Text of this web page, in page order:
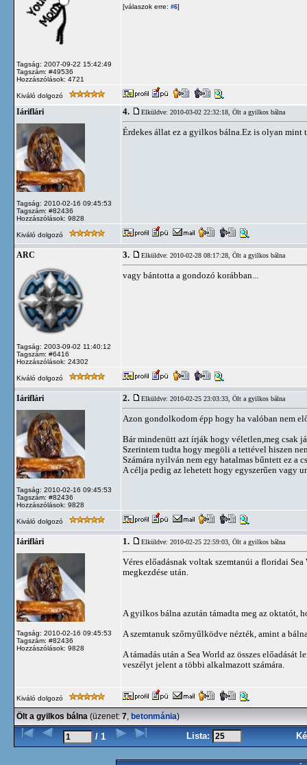
Tagság: 2007-09-22 15:42:49
Tagszám: #49536
Hozzászólások: 4721
[válaszok erre: #6]
Kiváló dolgozó
Iáriflári
Tagság: 2010-02-16 09:45:53
Tagszám: #82436
Hozzászólások: 9828
4. Elküldve: 2010-03-02 22:32:18, Ölt a gyilkos bálna
Érdekes állat ez a gyilkos bálna.Ez is olyan mint
Kiváló dolgozó
ARC
Tagság: 2003-09-02 11:40:12
Tagszám: #6416
Hozzászólások: 24302
3. Elküldve: 2010-02-28 08:17:28, Ölt a gyilkos bálna
vagy bántotta a gondozó korábban...
Kiváló dolgozó
Iáriflári
Tagság: 2010-02-16 09:45:53
Tagszám: #82436
Hozzászólások: 9828
2. Elküldve: 2010-02-25 23:03:33, Ölt a gyilkos bálna
Azon gondolkodom épp hogy ha valóban nem
Bár mindenütt azt írják hogy véletlen,meg csak
Szerintem tudta hogy megöli a tettével hiszen
Számára nyilván nem egy hatalmas bűntett ez a
A célja pedig az lehetett hogy egyszerűen vagy
Kiváló dolgozó
Iáriflári
Tagság: 2010-02-16 09:45:53
Tagszám: #82436
Hozzászólások: 9828
1. Elküldve: 2010-02-25 22:59:03, Ölt a gyilkos bálna
Véres előadásnak voltak szemtanúi a floridai
megkezdése után.
A gyilkos bálna azután támadta meg az oktatót,
A szemtanuk szőrnyűlködve nézték, amint a
A támadás után a Sea World az összes
veszélyt jelent a többi alkalmazott számára.
Kiváló dolgozó
Ölt a gyilkos bálna (üzenet: 7, betonmánia)
/ 1 Lista: